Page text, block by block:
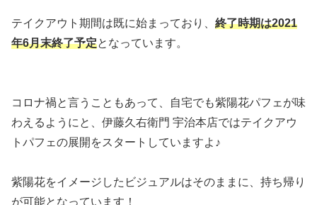
テイクアウト期間は既に始まっており、 終了時期は2021
年6月末終了予定となっています。
コロナ禍と言うこともあって、自宅でも紫陽花パフェが味
わえるようにと、伊藤久右衛門 宇治本店ではテイクアウ
トパフェの展開をスタートしていますよ♪
紫陽花をイメージしたビジュアルはそのままに、持ち帰り
が可能となっています！